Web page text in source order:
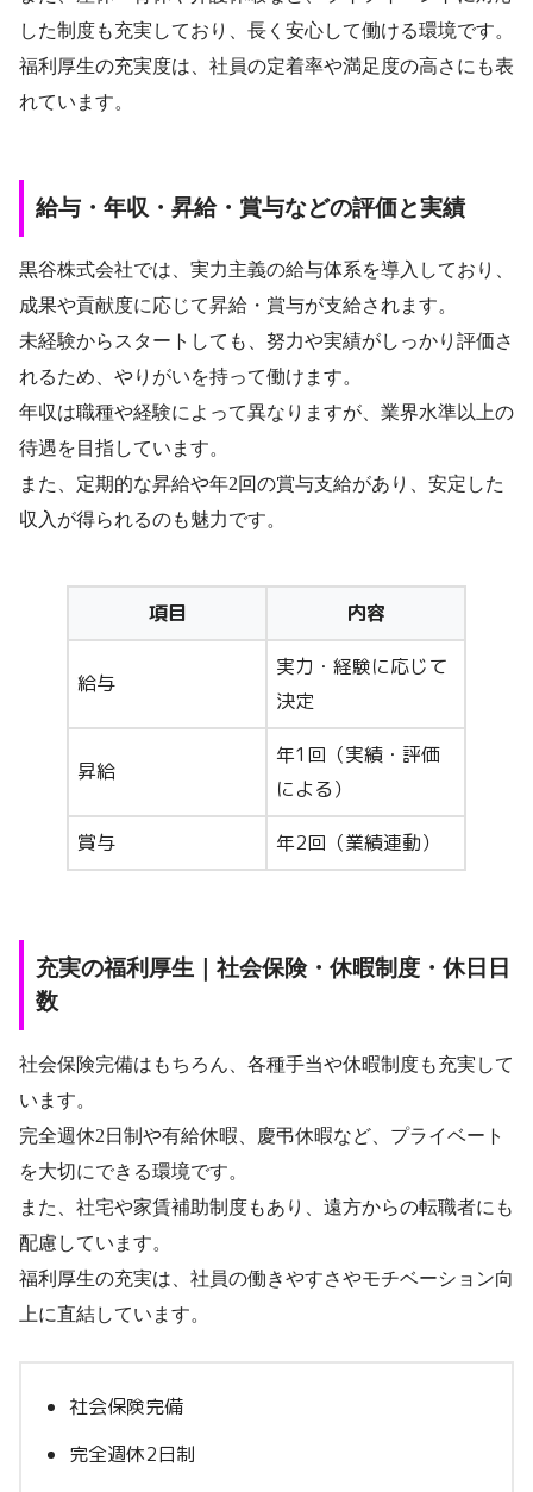
した制度も充実しており、長く安心して働ける環境です。
福利厚生の充実度は、社員の定着率や満足度の高さにも表
れています。
給与・年収・昇給・賞与などの評価と実績
黒谷株式会社では、実力主義の給与体系を導入しており、
成果や貢献度に応じて昇給・賞与が支給されます。
未経験からスタートしても、努力や実績がしっかり評価さ
れるため、やりがいを持って働けます。
年収は職種や経験によって異なりますが、業界水準以上の
待遇を目指しています。
また、定期的な昇給や年2回の賞与支給があり、安定した
収入が得られるのも魅力です。
項目 内容
給与
実力・経験に応じて
決定
昇給
年1回（実績・評価
による）
賞与 年2回（業績連動）
充実の福利厚生｜社会保険・休暇制度・休日日
数
社会保険完備はもちろん、各種手当や休暇制度も充実して
います。
完全週休2日制や有給休暇、慶弔休暇など、プライベート
を大切にできる環境です。
また、社宅や家賃補助制度もあり、遠方からの転職者にも
配慮しています。
福利厚生の充実は、社員の働きやすさやモチベーション向
上に直結しています。
社会保険完備
完全週休2日制